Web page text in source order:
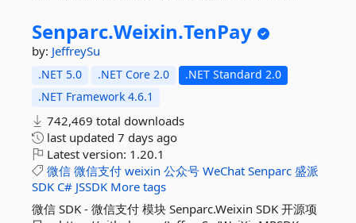
Senparc.Weixin.TenPay
by: JeffreySu
.NET 5.0 .NET Core 2.0
.NET Standard 2.0
.NET Framework 4.6.1
742,469 total downloads
last updated 7 days ago
Latest version: 1.20.1
微信 微信支付 weixin 公众号 WeChat Senparc 盛派
SDK C# JSSDK More tags
微信 SDK - 微信支付 模块 Senparc.Weixin SDK 开源项